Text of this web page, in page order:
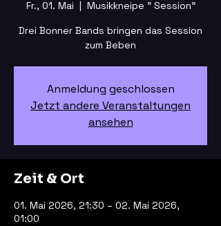
Fr., 01. Mai
  |
Musikkneipe " Session"
Drei Bonner Bands bringen das Session
zum Beben
Anmeldung geschlossen
Jetzt andere Veranstaltungen
ansehen
Zeit & Ort
01. Mai 2026, 21:30 – 02. Mai 2026,
01:00